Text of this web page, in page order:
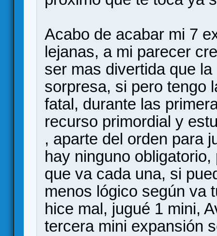
Acabo de acabar mi 7
lejanas, a mi parecer
ser mas divertida que
sorpresa, si pero tengo
fatal, durante las
recurso primordial y
, aparte del orden para
hay ninguno
que va cada una, si
menos lógico según va
hice mal, jugué 1 mini,
tercera mini expansión